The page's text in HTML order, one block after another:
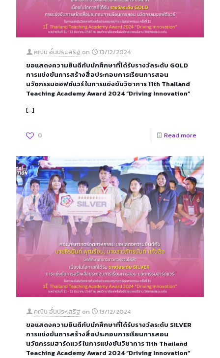
คณิน อั๋นประเสริฐ on
13/12/2024
ขอแสดงความยินดีกับนักศึกษาที่ได้รับรางวัลระดับ GOLD
การแข่งขันการสร้างสื่อประกอบการเรียนการสอน
นวัตกรรมซอฟต์แวร์ ในการแข่งขันวิชาการ 11th Thailand
Teaching Academy Award 2024 “Driving Innovation”
[…]
0 Read more
คณิน อั๋นประเสริฐ on
13/12/2024
ขอแสดงความยินดีกับนักศึกษาที่ได้รับรางวัลระดับ SILVER
การแข่งขันการสร้างสื่อประกอบการเรียนการสอน
นวัตกรรมฮาร์ดแวร์ ในการแข่งขันวิชาการ 11th Thailand
Teaching Academy Award 2024 “Driving Innovation”